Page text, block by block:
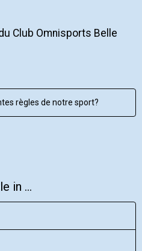
Club Omnisports Belle
règles de notre sport?
in ...